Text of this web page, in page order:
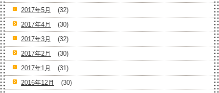
2017年5月
(32)
2017年4月
(30)
2017年3月
(32)
2017年2月
(30)
2017年1月
(31)
2016年12月
(30)